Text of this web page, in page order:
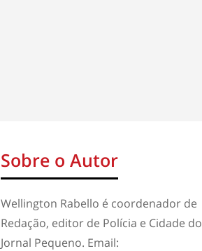
Sobre o Autor
Wellington Rabello é coordenador de
Redação, editor de Polícia e Cidade do
Jornal Pequeno. Email: